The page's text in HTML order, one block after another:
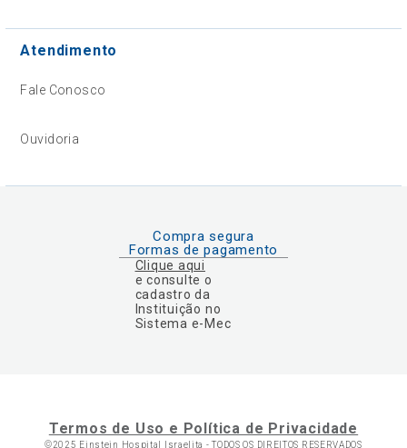
Atendimento
Fale Conosco
Ouvidoria
Compra segura
Formas de pagamento
Clique aqui
e consulte o
cadastro da
Instituição no
Sistema e-Mec
Termos de Uso e Política de Privacidade
©2025 Einstein Hospital Israelita -TODOS OS DIREITOS RESERVADOS